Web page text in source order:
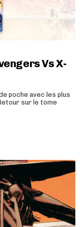
Vs X-
poche avec les plus
sur le tome